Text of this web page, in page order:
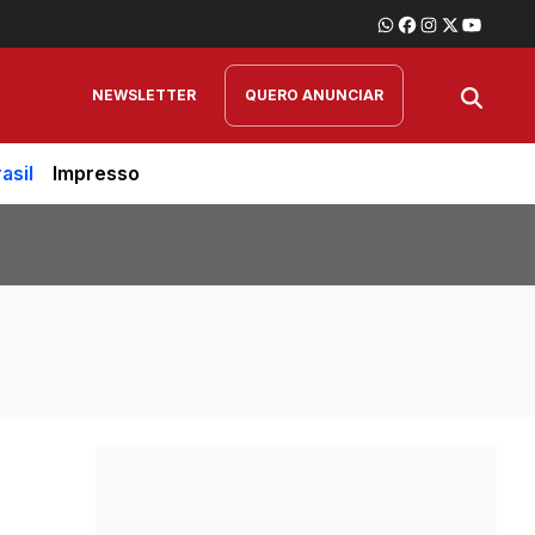
NEWSLETTER QUERO ANUNCIAR
Impresso